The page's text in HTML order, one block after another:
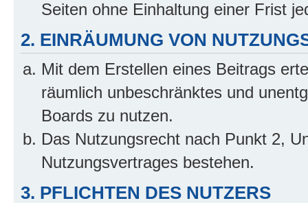
Seiten ohne Einhaltung einer Frist
2. EINRÄUMUNG VON
Mit dem Erstellen eines Beitrags
räumlich unbeschränktes und
Boards zu nutzen.
Das Nutzungsrecht nach Punkt 2,
Nutzungsvertrages bestehen.
3. PFLICHTEN DES NUTZERS